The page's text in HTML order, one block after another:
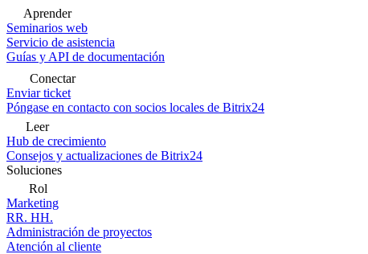
Aprender
Seminarios web
Servicio de asistencia
Guías y API de documentación
Conectar
Enviar ticket
Póngase en contacto con socios locales de Bitrix24
Leer
Hub de crecimiento
Consejos y actualizaciones de Bitrix24
Soluciones
Rol
Marketing
RR. HH.
Administración de proyectos
Atención al cliente